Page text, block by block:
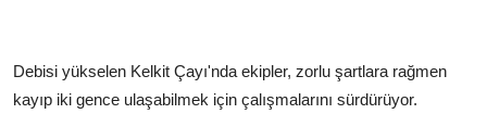
Debisi yükselen Kelkit Çayı'nda ekipler, zorlu şartlara rağmen
kayıp iki gence ulaşabilmek için çalışmalarını sürdürüyor.